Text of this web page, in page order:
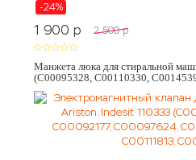
-24%
1 900 p 2 500 p
Манжета люка для стиральной
(C00095328, C00110330,